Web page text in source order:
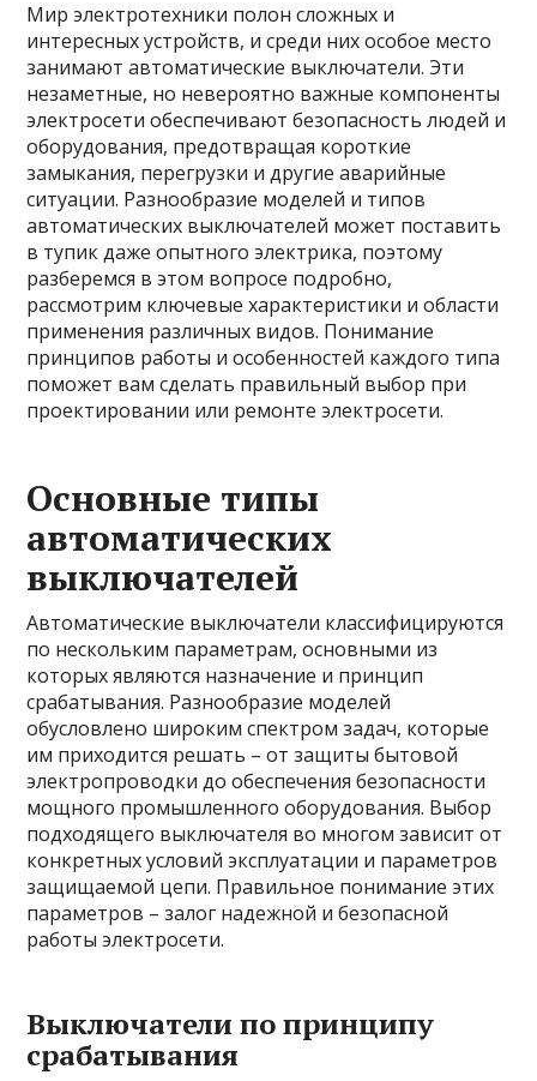
Мир электротехники полон сложных и
интересных устройств, и среди них особое место
занимают автоматические выключатели. Эти
незаметные, но невероятно важные компоненты
электросети обеспечивают безопасность людей и
оборудования, предотвращая короткие
замыкания, перегрузки и другие аварийные
ситуации. Разнообразие моделей и типов
автоматических выключателей может поставить
в тупик даже опытного электрика, поэтому
разберемся в этом вопросе подробно,
рассмотрим ключевые характеристики и области
применения различных видов. Понимание
принципов работы и особенностей каждого типа
поможет вам сделать правильный выбор при
проектировании или ремонте электросети.
Основные типы
автоматических
выключателей
Автоматические выключатели классифицируются
по нескольким параметрам, основными из
которых являются назначение и принцип
срабатывания. Разнообразие моделей
обусловлено широким спектром задач, которые
им приходится решать – от защиты бытовой
электропроводки до обеспечения безопасности
мощного промышленного оборудования. Выбор
подходящего выключателя во многом зависит от
конкретных условий эксплуатации и параметров
защищаемой цепи. Правильное понимание этих
параметров – залог надежной и безопасной
работы электросети.
Выключатели по принципу
срабатывания